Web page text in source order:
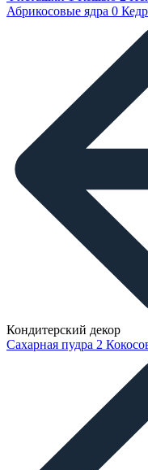
Абрикосовые ядра 0
Кондитерский декор
Сахарная пудра 2